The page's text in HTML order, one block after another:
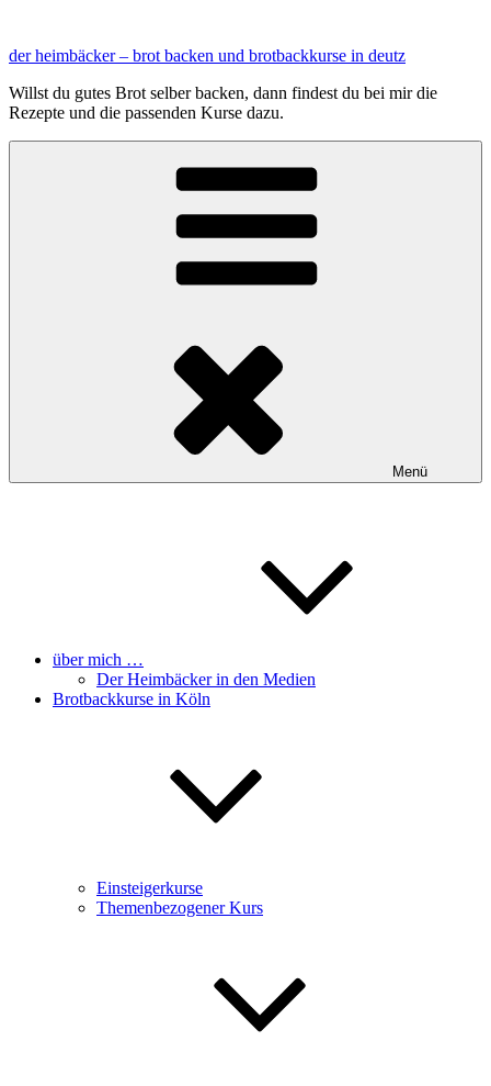
springen
der heimbäcker – brot backen und brotbackkurse in deutz
Willst du gutes Brot selber backen, dann findest du bei mir die
Rezepte und die passenden Kurse dazu.
Menü
über mich …
Der Heimbäcker in den Medien
Brotbackkurse in Köln
Einsteigerkurse
Themenbezogener Kurs